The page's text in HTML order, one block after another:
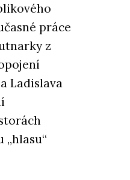
práce
z
Ladislava
„hlasu“